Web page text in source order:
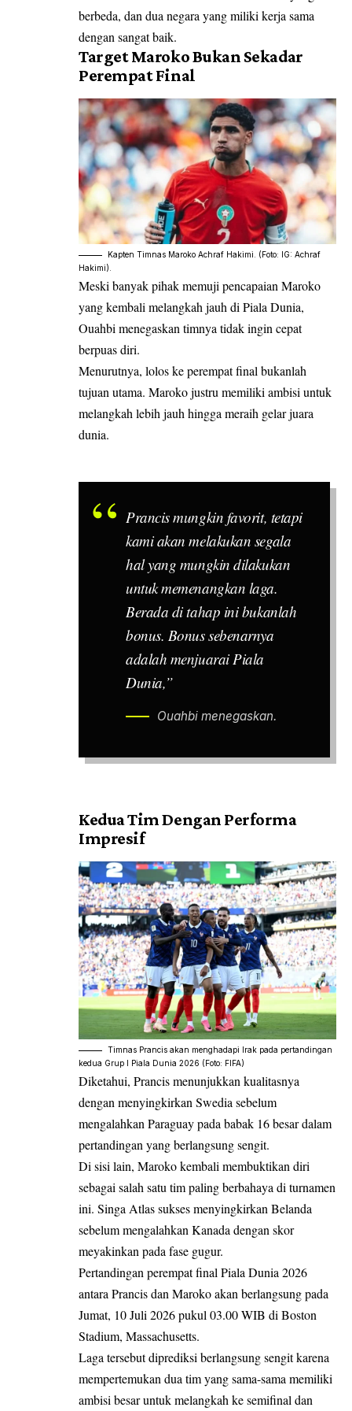
berbeda, dan dua negara yang miliki kerja sama
dengan sangat baik.
Target Maroko Bukan Sekadar
Perempat Final
Kapten Timnas Maroko Achraf Hakimi. (Foto: IG: Achraf
Hakimi).
Meski banyak pihak memuji pencapaian Maroko
yang kembali melangkah jauh di Piala Dunia,
Ouahbi menegaskan timnya tidak ingin cepat
berpuas diri.
Menurutnya, lolos ke perempat final bukanlah
tujuan utama. Maroko justru memiliki ambisi untuk
melangkah lebih jauh hingga meraih gelar juara
dunia.
Prancis mungkin favorit, tetapi
kami akan melakukan segala
hal yang mungkin dilakukan
untuk memenangkan laga.
Berada di tahap ini bukanlah
bonus. Bonus sebenarnya
adalah menjuarai Piala
Dunia,”
Ouahbi menegaskan.
Kedua Tim Dengan Performa
Impresif
Timnas Prancis akan menghadapi Irak pada pertandingan
kedua Grup I Piala Dunia 2026 (Foto: FIFA)
Diketahui, Prancis menunjukkan kualitasnya
dengan menyingkirkan Swedia sebelum
mengalahkan Paraguay pada babak 16 besar dalam
pertandingan yang berlangsung sengit.
Di sisi lain, Maroko kembali membuktikan diri
sebagai salah satu tim paling berbahaya di turnamen
ini. Singa Atlas sukses menyingkirkan Belanda
sebelum mengalahkan Kanada dengan skor
meyakinkan pada fase gugur.
Pertandingan perempat final Piala Dunia 2026
antara Prancis dan Maroko akan berlangsung pada
Jumat, 10 Juli 2026 pukul 03.00 WIB di Boston
Stadium, Massachusetts.
Laga tersebut diprediksi berlangsung sengit karena
mempertemukan dua tim yang sama-sama memiliki
ambisi besar untuk melangkah ke semifinal dan